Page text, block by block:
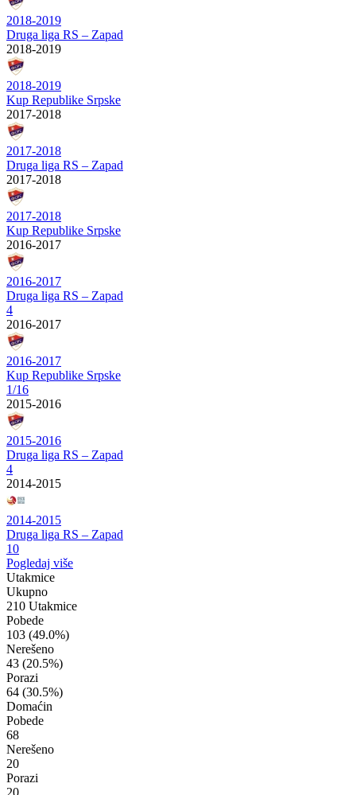
2018-2019
Druga liga RS – Zapad
2018-2019
2018-2019
Kup Republike Srpske
2017-2018
2017-2018
Druga liga RS – Zapad
2017-2018
2017-2018
Kup Republike Srpske
2016-2017
2016-2017
Druga liga RS – Zapad
4
2016-2017
2016-2017
Kup Republike Srpske
1/16
2015-2016
2015-2016
Druga liga RS – Zapad
4
2014-2015
2014-2015
Druga liga RS – Zapad
10
Pogledaj više
Utakmice
Ukupno
210 Utakmice
Pobede
103 (49.0%)
Nerešeno
43 (20.5%)
Porazi
64 (30.5%)
Domaćin
Pobede
68
Nerešeno
20
Porazi
20